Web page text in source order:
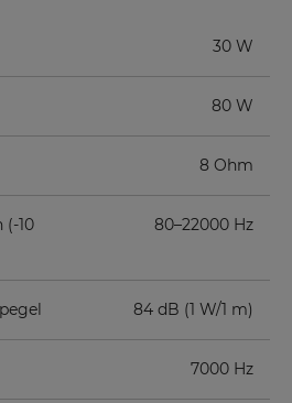
30 W
80 W
8 Ohm
10
80–22000 Hz
84 dB (1 W/1 m)
7000 Hz